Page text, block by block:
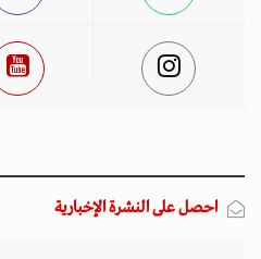
احصل على النشرة الإخبارية